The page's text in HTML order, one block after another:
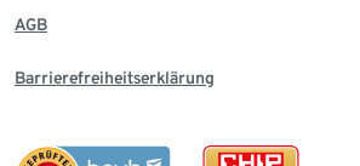
AGB
Barrierefreiheitserklärung